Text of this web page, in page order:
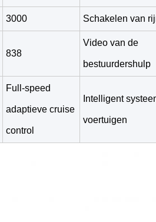
3000 Schakelen van
838
Video van de
bestuurdershulp
Full-speed
adaptieve cruise
control
Intelligent
voertuigen